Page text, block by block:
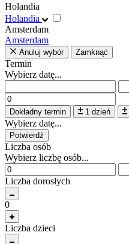
Holandia
Holandia
Amsterdam
Amsterdam
Anuluj wybór Zamknąć
Termin
Wybierz datę...
Dokładny termin 1 dzień
Wybierz datę...
Potwierdź
Liczba osób
Wybierz liczbę osób...
Liczba dorosłych
0
Liczba dzieci